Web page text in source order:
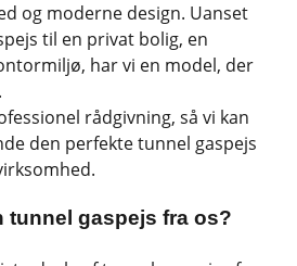
og moderne design. Uanset
til en privat bolig, en
har vi en model, der
rådgivning, så vi kan
den perfekte tunnel gaspejs
gaspejs fra os?